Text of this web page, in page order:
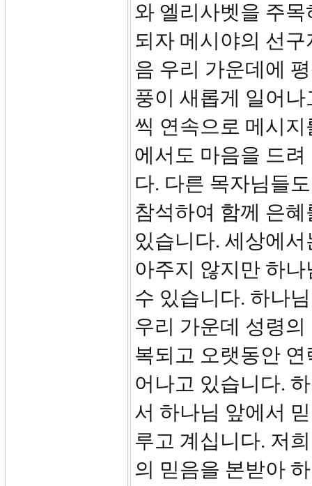
와 엘리사벳을 주
되자 메시야의 선
음 우리 가운데에
풍이 새롭게 일어
씩 연속으로 메시
에서도 마음을 드
다. 다른 목자님들
참석하여 함께 은
있습니다. 세상에
아주지 않지만 하
수 있습니다. 하나
우리 가운데 성령
복되고 오랫동안
어나고 있습니다.
서 하나님 앞에서
루고 계십니다. 저
의 믿음을 본받아